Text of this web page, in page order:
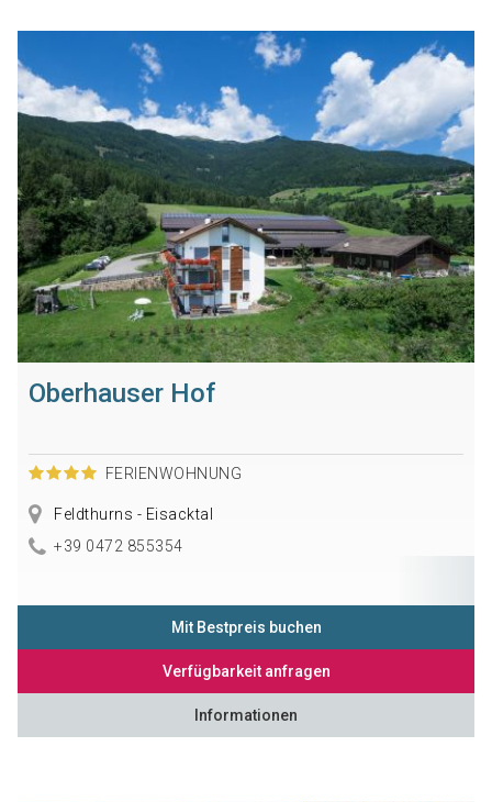
Oberhauser Hof
FERIENWOHNUNG
Feldthurns - Eisacktal
+39 0472 855354
Mit Bestpreis buchen
Verfügbarkeit anfragen
Informationen